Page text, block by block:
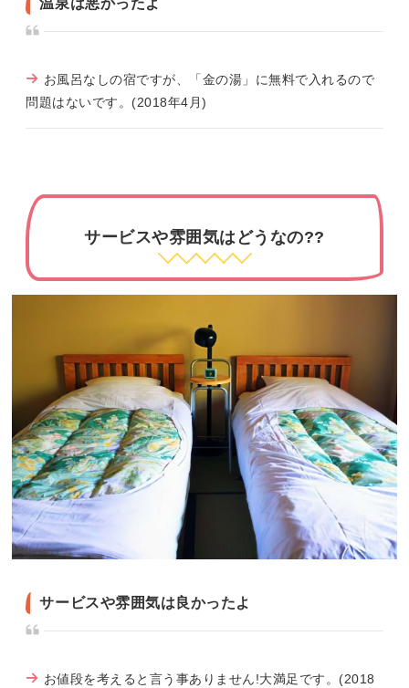
お風呂なしの宿ですが、「金の湯」に無料で入れるので
問題はないです。(2018年4月)
サービスや雰囲気はどうなの??
サービスや雰囲気は良かったよ
お値段を考えると言う事ありません!大満足です。(2018